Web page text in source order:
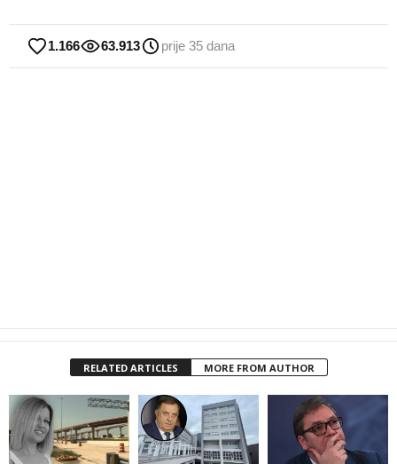
1.166 63.913 prije 35 dana
RELATED ARTICLES MORE FROM AUTHOR